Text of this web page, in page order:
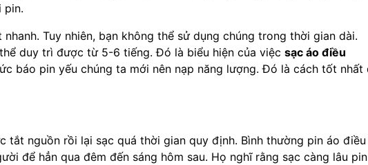
pin.
Tuy nhiên, bạn không thể sử dụng chúng trong thời gian dài.
duy trì được từ 5-6 tiếng. Đó là biểu hiện của việc sạc áo điều
báo pin yếu chúng ta mới nên nạp năng lượng. Đó là cách tốt nhất
tắt nguồn rồi lại sạc quá thời gian quy định. Bình thường pin áo điều
để hẳn qua đêm đến sáng hôm sau. Họ nghĩ rằng sạc càng lâu pin